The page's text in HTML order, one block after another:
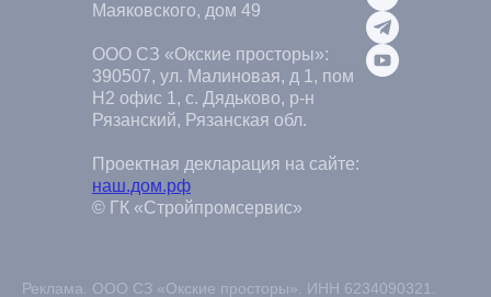
Маяковского, дом 49
ООО СЗ «Окские просторы»:
390507, ул. Малиновая, д 1, пом
Н2 офис 1, с. Дядьково, р-н
Рязанский, Рязанская обл.
Проектная декларация на сайте:
наш.дом.рф
© ГК «Стройпромсервис»
Реклама. ООО СЗ «Окские просторы». ИНН 6234090321.